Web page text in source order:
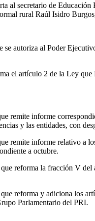
al secretario de
rural Raúl Isidro
autoriza al Poder
el artículo 2 de la Ley
remite informe
y las entidades, con
remite informe relativo a
a octubre.
reforma la fracción V
reforma y adiciona los
Parlamentario del PRI.